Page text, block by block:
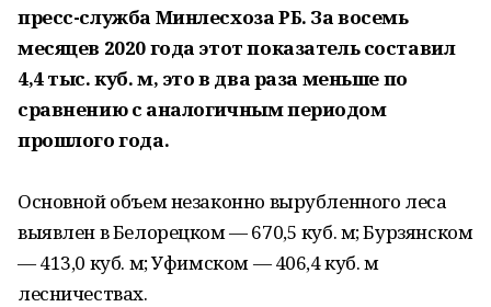
пресс-служба Минлесхоза РБ. За восемь
месяцев 2020 года этот показатель составил
4,4 тыс. куб. м, это в два раза меньше по
сравнению с аналогичным периодом
прошлого года.
Основной объем незаконно вырубленного леса
выявлен в Белорецком — 670,5 куб. м; Бурзянском
— 413,0 куб. м; Уфимском — 406,4 куб. м
лесничествах.